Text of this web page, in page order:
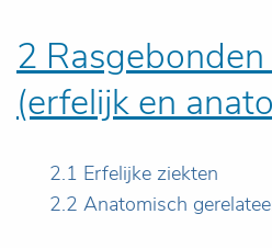
2
(erfelijk en
2.1 Erfelijke ziekten
2.2 Anatomisch